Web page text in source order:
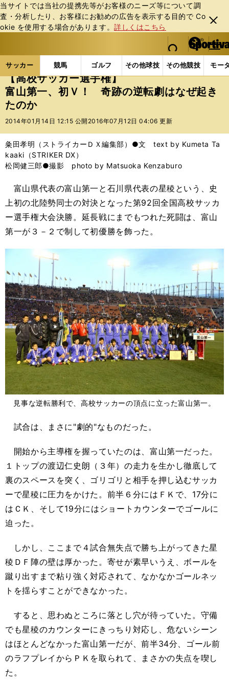
当サイトでは当社の提携先等がお客様のニーズ等について調
査・分析したり、お客様にお勧めの広告を表⽰する⽬的で Co
okie を使⽤する場合があります。詳しくはこちら
閉じ
る
web Sportiva (webスポルティーバ)
検索
マイペ
ー
ジ
メニュ
サッカー 競馬 ゴルフ その他球技 その他競技 モー
ス
ポ
ル
テ
ー
バ
サッカーの記事一覧 Jリーグ他 高校・ユース 【
【高校サッカー選手権】
富山第一、初Ｖ！ 奇跡の逆転劇はなぜ起き
たのか
2014年01月14日 12:15 公開 2016年07月12日 04:06 更新
粂田孝明（ストライカーＤＸ編集部）●文 text by Kumeta Ta
kaaki（STRIKER DX）
松岡健三郎●撮影 photo by Matsuoka Kenzaburo
富山県代表の富山第一と石川県代表の星稜という、史
上初の北陸勢同士の対決となった第92回全国高校サッカ
ー選手権大会決勝。延長戦にまでもつれた死闘は、富山
第一が３－２で制して初優勝を飾った。
見事な逆転勝利で、高校サッカーの頂点に立った富山第一。
試合は、まさに"劇的"なものだった。
開始から主導権を握っていたのは、富山第一だった。
１トップの渡辺仁史朗（３年）の走力を生かし徹底して
裏のスペースを突く、ゴリゴリと相手を押し込むサッカ
ーで星稜に圧力をかけた。前半６分にはＦＫで、17分に
はＣＫ、そして19分にはショートカウンターでゴールに
迫った。
しかし、ここまで４試合無失点で勝ち上がってきた星
稜ＤＦ陣の壁は厚かった。寄せが素早いうえ、ボールを
蹴り出すまで粘り強く対応されて、なかなかゴールネッ
トを揺らすことができなかった。
すると、思わぬところに落とし穴が待っていた。守備
でも星稜のカウンターにきっちり対応し、危ないシーン
はほとんどなかった富山第一だが、前半34分、ゴール前
のラフプレイからＰＫを取られて、まさかの失点を喫し
た。